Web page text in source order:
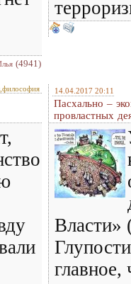
(4941)
14.04.2017 20:11
Пасхально –
провластных
Власти»
главное,